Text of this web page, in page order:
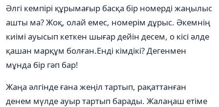
Әлгі кемпipi құрымағыр басқа бір номерді жаңылыс
ашты ма? Жоқ, олай емес, номерім дұрыс. Әкемнің
киімі ауысып кеткен шығар дейін десем, о кісі әлде
қашан марқұм болған.Енді кімдікі? Дегенмен
мұнда бір гәп бар!
Жаңа әлгінде ғана жеңіл тартып, рақаттанған
денем мүлде ауыр тартып барады. Жалаңаш етіме